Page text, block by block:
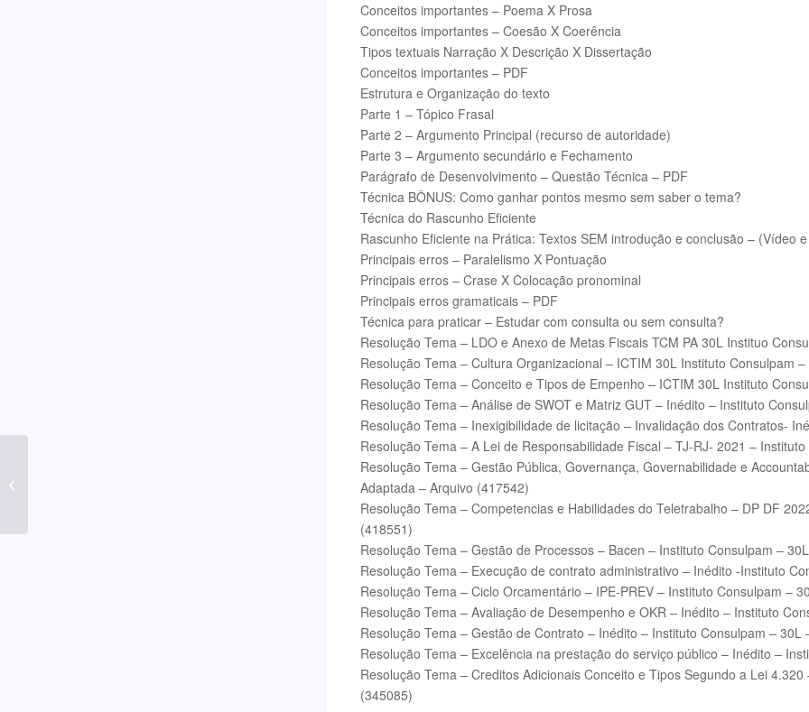
Conceitos importantes – Poema X Prosa
Conceitos importantes – Coesão X Coerência
Tipos textuais Narração X Descrição X Dissertação
Conceitos importantes – PDF
Estrutura e Organização do texto
Parte 1 – Tópico Frasal
Parte 2 – Argumento Principal (recurso de autoridade)
Parte 3 – Argumento secundário e Fechamento
Parágrafo de Desenvolvimento – Questão Técnica – PDF
Técnica BÔNUS: Como ganhar pontos mesmo sem saber o tema?
Técnica do Rascunho Eficiente
Rascunho Eficiente na Prática: Textos SEM introdução e conclusão – (Vídeo
Principais erros – Paralelismo X Pontuação
Principais erros – Crase X Colocação pronominal
Principais erros gramaticais – PDF
Técnica para praticar – Estudar com consulta ou sem consulta?
Resolução Tema – LDO e Anexo de Metas Fiscais TCM PA 30L Instituo
Resolução Tema – Cultura Organizacional – ICTIM 30L Instituto Consulpam
Resolução Tema – Conceito e Tipos de Empenho – ICTIM 30L Instituto
Resolução Tema – Análise de SWOT e Matriz GUT – Inédito – Instituto
Resolução Tema – Inexigibilidade de licitação – Invalidação dos Contratos-
Resolução Tema – A Lei de Responsabilidade Fiscal – TJ-RJ- 2021 –
Resolução Tema – Gestão Pública, Governança, Governabilidade e
Adaptada – Arquivo (417542)
Resolução Tema – Competencias e Habilidades do Teletrabalho – DP DF
(418551)
Resolução Tema – Gestão de Processos – Bacen – Instituto Consulpam –
Resolução Tema – Execução de contrato administrativo – Inédito -Instituto
Resolução Tema – Ciclo Orcamentário – IPE-PREV – Instituto Consulpam –
Resolução Tema – Avaliação de Desempenho e OKR – Inédito – Instituto
Resolução Tema – Gestão de Contrato – Inédito – Instituto Consulpam – 30L
Resolução Tema – Excelência na prestação do serviço público – Inédito –
Resolução Tema – Creditos Adicionais Conceito e Tipos Segundo a Lei
(345085)